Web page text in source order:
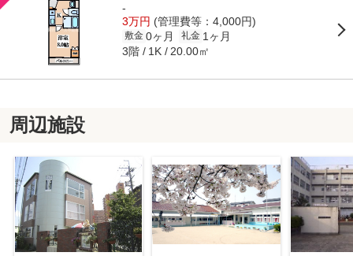
-
3万円 (管理費等：4,000円)
敷金 0ヶ月 礼金 1ヶ月
3階 1K 20.00㎡
周辺施設